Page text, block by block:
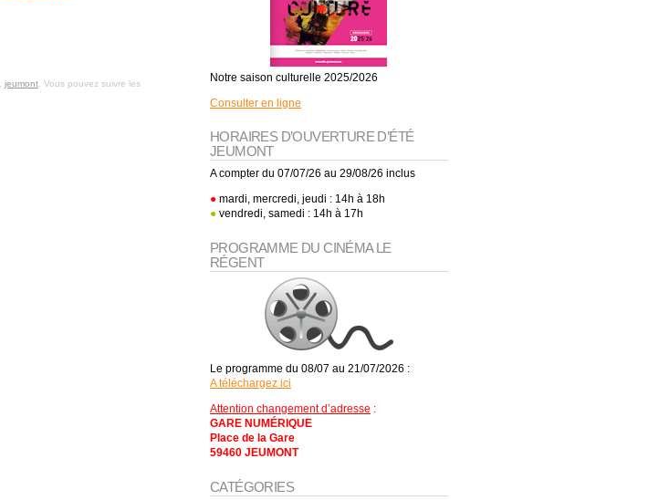
jeumont . Vous pouvez suivre les
Notre saison culturelle 2025/2026
Consulter en ligne
HORAIRES D’OUVERTURE D’ÉTÉ
JEUMONT
A compter du 07/07/26 au 29/08/26 inclus
●mardi, mercredi, jeudi : 14h à 18h
●vendredi, samedi : 14h à 17h
PROGRAMME DU CINÉMA LE
RÉGENT
Le programme du 08/07 au 21/07/2026 :
A téléchargez ici
Attention changement d’adresse :
GARE NUMÉRIQUE
Place de la Gare
59460 JEUMONT
CATÉGORIES